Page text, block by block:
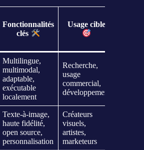
Fonctionnalités
clés
Usage cible
Multilingue,
multimodal,
adaptable,
exécutable
localement
Recherche,
usage
commercial,
développement
Texte-à-image,
haute fidélité,
open source,
personnalisation
Créateurs
visuels,
artistes,
marketeurs